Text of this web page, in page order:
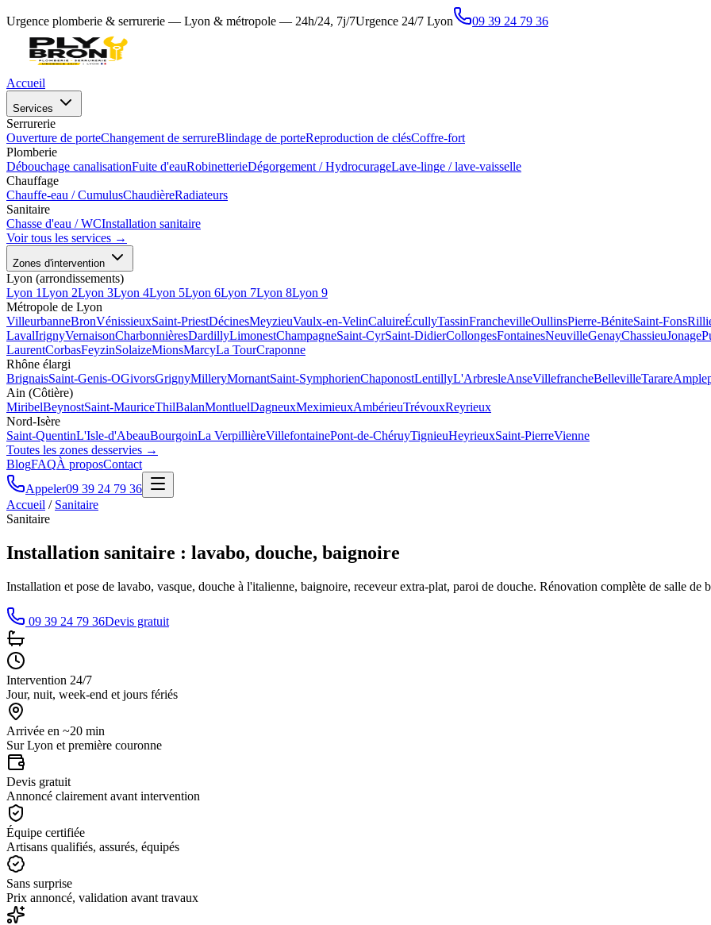
Urgence plomberie & serrurerie — Lyon & métropole — 24h/24, 7j/7Urgence 24/7 Lyon 09 39 24 79 36
Accueil
Services
Serrurerie
Ouverture de porteChangement de serrureBlindage de porteReproduction de clésCoffre-fort
Plomberie
Débouchage canalisationFuite d'eauRobinetterieDégorgement / HydrocurageLave-linge / lave-vaisselle
Chauffage
Chauffe-eau / CumulusChaudièreRadiateurs
Sanitaire
Chasse d'eau / WCInstallation sanitaire
Voir tous les services →
Zones d'intervention
Lyon (arrondissements)
Lyon 1Lyon 2Lyon 3Lyon 4Lyon 5Lyon 6Lyon 7Lyon 8Lyon 9
Métropole de Lyon
VilleurbanneBronVénissieuxSaint-PriestDécinesMeyzieuVaulx-en-VelinCaluireÉcullyTassinFranchevilleOullinsPierre-BéniteSaint-Fons
LavalIrignyVernaisonCharbonnièresDardillyLimonestChampagneSaint-CyrSaint-DidierCollongesFontainesNeuvilleGenayChassieuJonage
LaurentCorbasFeyzinSolaizeMionsMarcyLa TourCraponne
Rhône élargi
BrignaisSaint-Genis-OGivorsGrignyMilleryMornantSaint-SymphorienChaponostLentillyL'ArbresleAnseVillefrancheBellevilleTarare
Ain (Côtière)
MiribelBeynostSaint-MauriceThilBalanMontluelDagneuxMeximieuxAmbérieuTrévouxReyrieux
Nord-Isère
Saint-QuentinL'Isle-d'AbeauBourgoinLa VerpillièreVillefontainePont-de-ChéruyTignieuHeyrieuxSaint-PierreVienne
Toutes les zones desservies →
BlogFAQÀ proposContact
Appeler09 39 24 79 36
Accueil / Sanitaire
Sanitaire
Installation sanitaire : lavabo, douche, baignoire
Installation et pose de lavabo, vasque, douche à l'italienne, baignoire, receveur extra-plat, paroi de douche. Rénovation complète de salle de
09 39 24 79 36Devis gratuit
Intervention 24/7
Jour, nuit, week-end et jours fériés
Arrivée en ~20 min
Sur Lyon et première couronne
Devis gratuit
Annoncé clairement avant intervention
Équipe certifiée
Artisans qualifiés, assurés, équipés
Sans surprise
Prix annoncé, validation avant travaux